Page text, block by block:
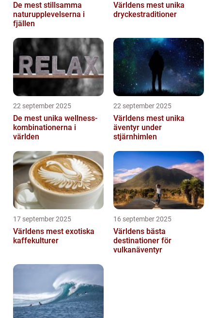
De mest stillsamma
naturupplevelserna i
fjällen
Världens mest unika
dryckestraditioner
22 september 2025
De mest unika wellness-
kombinationerna i
världen
22 september 2025
Världens mest unika
äventyr under
stjärnhimlen
17 september 2025
Världens mest exotiska
kaffekulturer
16 september 2025
Världens bästa
destinationer för
vulkanäventyr